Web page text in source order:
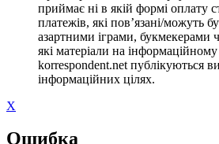
приймає ні в якій формі оплату
платежів, які пов’язані/можуть
азартними іграми, букмекерами
які матеріали на інформаційному
korrespondent.net публікуються
інформаційних цілях.
X
Ошибка